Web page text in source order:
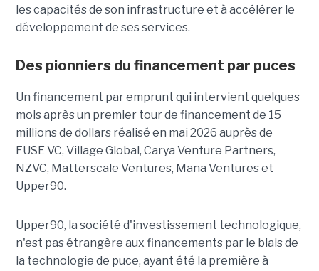
les capacités de son infrastructure et à accélérer le
développement de ses services.
Des pionniers du financement par puces
Un financement par emprunt qui intervient quelques
mois après un premier tour de financement de 15
millions de dollars réalisé en mai 2026 auprès de
FUSE VC, Village Global, Carya Venture Partners,
NZVC, Matterscale Ventures, Mana Ventures et
Upper90.
Upper90, la société d'investissement technologique,
n'est pas étrangère aux financements par le biais de
la technologie de puce, ayant été la première à